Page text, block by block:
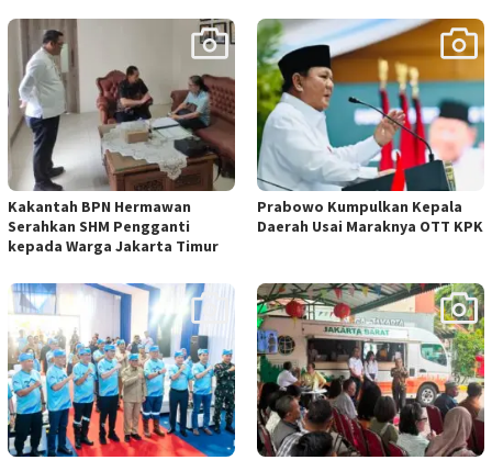
Kakantah BPN Hermawan
Serahkan SHM Pengganti
kepada Warga Jakarta Timur
Prabowo Kumpulkan Kepala
Daerah Usai Maraknya OTT KPK